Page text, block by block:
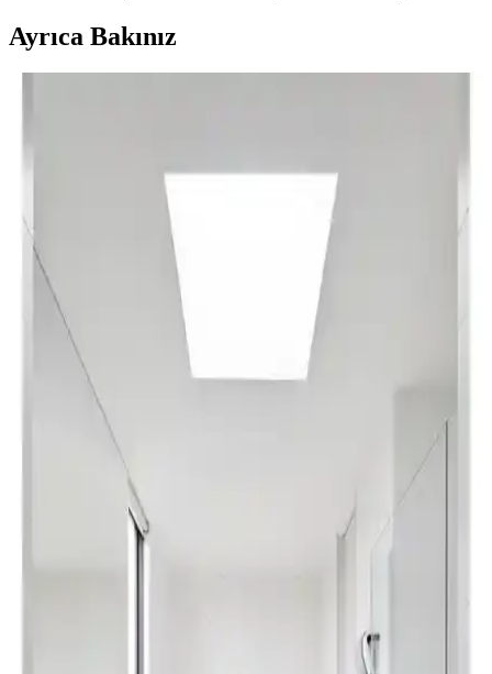
Ayrıca Bakınız
İki farklı banyo paspasını detaylı karşılaştırıyoruz. Malzeme, boyut,
su emicilik ve kaymaz özellikleriyle ilgili önemli bilgiler içerir.
Hangi paspasın sizin için daha uygun olduğunu keşfedin.
Madame Coco Annabella ve Reflet Bubble Banyo
Paspası Karşılaştırması ve İnceleme
Bu makalede, Madame Coco'nun Annabella ve Reflet Bubble
paspaslarının malzeme, tasarım ve kullanıcı geri bildirimleri
açısından detaylı karşılaştırması sunuluyor.
Brillant Clorisa ve Monnhein Sevimli Tasarımlı
Mikrofiber Paspas Takımları Karşılaştırması
İki farklı banyo paspası setinin malzeme, tasarım ve kullanıcı
yorumlarıyla detaylı karşılaştırması, dayanıklılık ve kullanım
kolaylığı açısından önemli bilgiler sunuyor.
Madame Coco Damien ve Najac Banyo Paspası
Bu makalede Madame Coco Damien ve Najac banyo paspaslarının
malzeme, boyut, kullanım ve kullanıcı yorumları açısından detaylı